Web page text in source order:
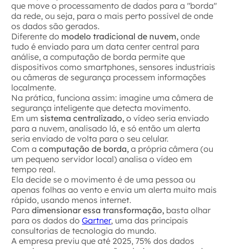
que move o processamento de dados para a "borda"
da rede, ou seja, para o mais perto possível de onde
os dados são gerados.
Diferente do modelo tradicional de nuvem, onde
tudo é enviado para um data center central para
análise, a computação de borda permite que
dispositivos como smartphones, sensores industriais
ou câmeras de segurança processem informações
localmente.
Na prática, funciona assim: imagine uma câmera de
segurança inteligente que detecta movimento.
Em um sistema centralizado, o vídeo seria enviado
para a nuvem, analisado lá, e só então um alerta
seria enviado de volta para o seu celular.
Com a computação de borda, a própria câmera (ou
um pequeno servidor local) analisa o vídeo em
tempo real.
Ela decide se o movimento é de uma pessoa ou
apenas folhas ao vento e envia um alerta muito mais
rápido, usando menos internet.
Paradimensionar essa transformação, basta olhar
para os dados doGartner, uma das principais
consultorias de tecnologia do mundo.
A empresa previu que até 2025, 75% dos dados